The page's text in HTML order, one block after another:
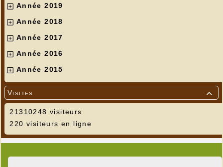
Année 2019
Année 2018
Année 2017
Année 2016
Année 2015

Visites
21310248 visiteurs
220 visiteurs en ligne